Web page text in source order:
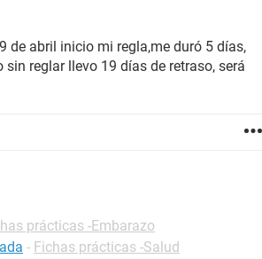
de abril inicio mi regla,me duró 5 días,
reglar llevo 19 días de retraso, será
prácticas -Embarazo
- Fichas prácticas -Salud